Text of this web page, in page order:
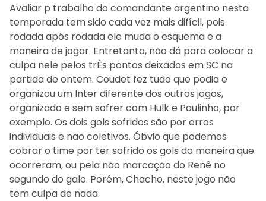
Avaliar p trabalho do comandante argentino nesta
temporada tem sido cada vez mais difícil, pois
rodada após rodada ele muda o esquema e a
maneira de jogar. Entretanto, não dá para colocar a
culpa nele pelos trÊs pontos deixados em SC na
partida de ontem. Coudet fez tudo que podia e
organizou um Inter diferente dos outros jogos,
organizado e sem sofrer com Hulk e Paulinho, por
exemplo. Os dois gols sofridos são por erros
individuais e nao coletivos. Óbvio que podemos
cobrar o time por ter sofrido os gols da maneira que
ocorreram, ou pela não marcação do Renê no
segundo do galo. Porém, Chacho, neste jogo não
tem culpa de nada.